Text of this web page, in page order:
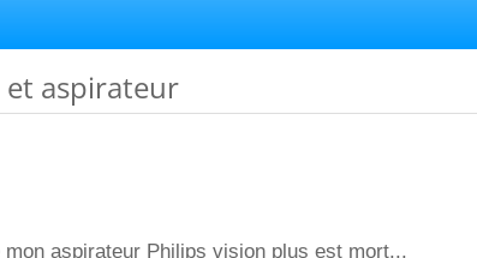
aspirateur
aspirateur Philips vision plus est mort...